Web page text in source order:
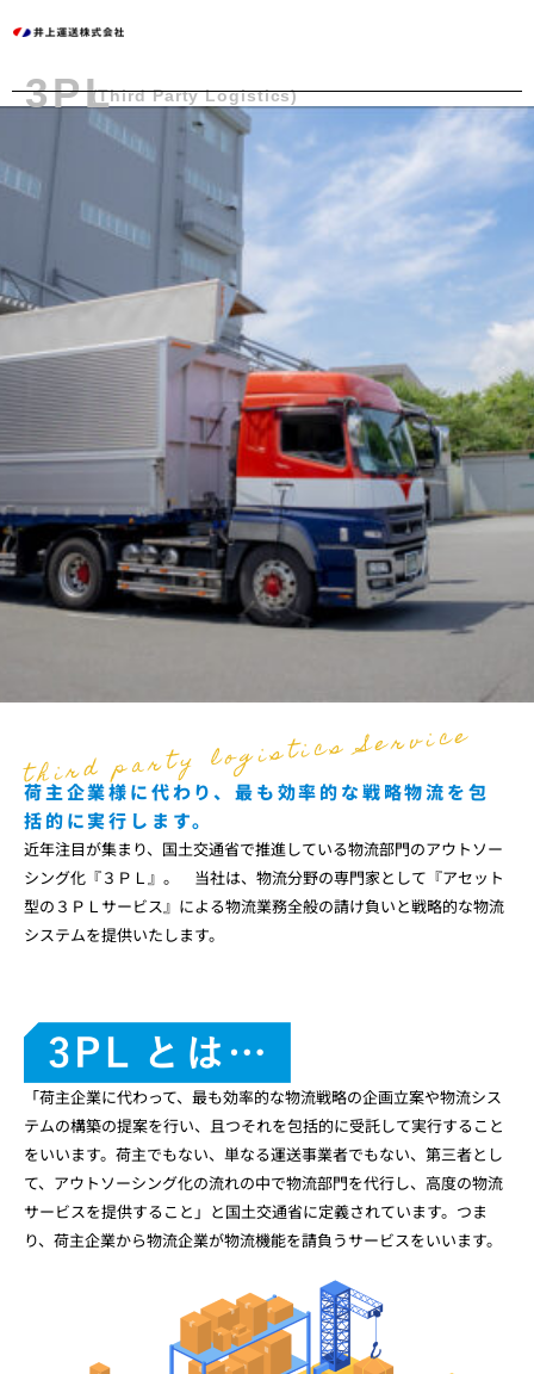
容
ス
プ
3PL(Third Party Logistics)
third party logistics Service
荷主企業様に代わり、最も効率的な戦略物流を包
括的に実行します。
近年注目が集まり、国土交通省で推進している物流部門のアウトソー
シング化『３ＰＬ』。 当社は、物流分野の専門家として『アセット
型の３ＰＬサービス』による物流業務全般の請け負いと戦略的な物流
システムを提供いたします。
「荷主企業に代わって、最も効率的な物流戦略の企画立案や物流シス
テムの構築の提案を行い、且つそれを包括的に受託して実行すること
をいいます。荷主でもない、単なる運送事業者でもない、第三者とし
て、アウトソーシング化の流れの中で物流部門を代行し、高度の物流
サービスを提供すること」と国土交通省に定義されています。つま
り、荷主企業から物流企業が物流機能を請負うサービスをいいます。